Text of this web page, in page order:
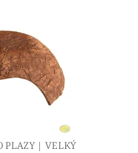
PLAZY | VELKÝ